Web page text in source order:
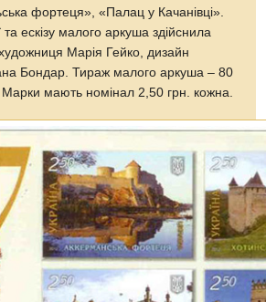
фортеця», «Палац у Качанівці».
та ескізу малого аркуша здійснила
Марія Гейко, дизайн
Бондар. Тираж малого аркуша – 80
Марки мають номінал 2,50 грн. кожна.